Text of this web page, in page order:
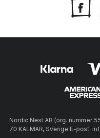
Nordic Nest AB (org. nummer
70 KALMAR, Sverige E-post: